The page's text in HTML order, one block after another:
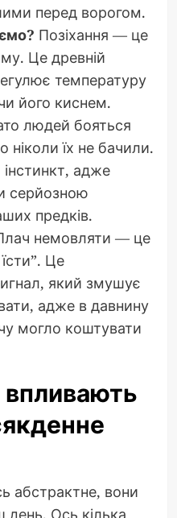
перед ворогом.
Позіхання — це
Це древній
температуру
його киснем.
людей бояться
ніколи їх не бачили.
адже
серйозною
предків.
немовляти — це
Це
який змушує
адже в давнину
могло коштувати
впливають
абстрактне, вони
Ось кілька